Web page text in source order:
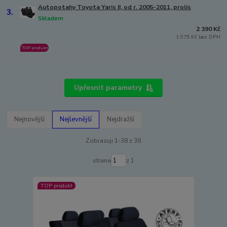
3. Autopotahy Toyota Yaris II, od r. 2005-2011, prolis
Skladem
TOP produkt
2 390 Kč
1 975 Kč bez DPH
Upřesnit parametry
Nejnovější Nejlevnější Nejdražší
Zobrazuji 1-38 z 38
strana z 1
TOP produkt